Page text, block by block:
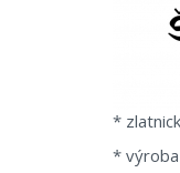
*
* výroba